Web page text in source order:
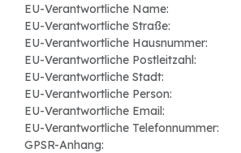
EU-Verantwortliche Name:
EU-Verantwortliche Straße:
EU-Verantwortliche Hausnummer:
EU-Verantwortliche Postleitzahl:
EU-Verantwortliche Stadt:
EU-Verantwortliche Person:
EU-Verantwortliche Email:
EU-Verantwortliche Telefonnummer:
GPSR-Anhang: